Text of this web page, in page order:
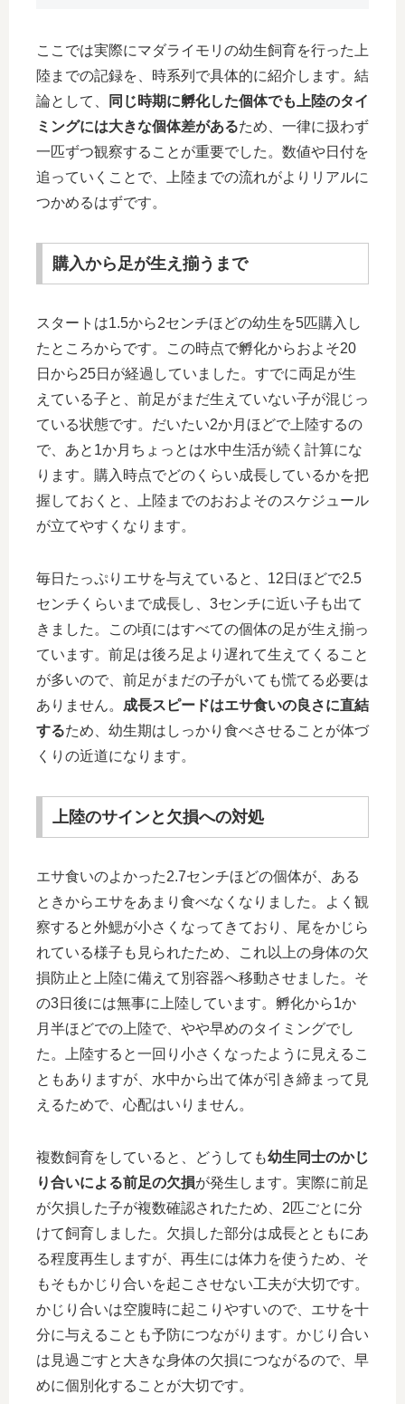
ここでは実際にマダライモリの幼生飼育を行った上
陸までの記録を、時系列で具体的に紹介します。結
論として、
同じ時期に孵化した個体でも上陸のタイ
ミングには大きな個体差があるため、一律に扱わず
一匹ずつ観察することが重要でした。数値や日付を
追っていくことで、上陸までの流れがよりリアルに
つかめるはずです。
購入から足が生え揃うまで
スタートは1.5から2センチほどの幼生を5匹購入し
たところからです。この時点で孵化からおよそ20
日から25日が経過していました。すでに両足が生
えている子と、前足がまだ生えていない子が混じっ
ている状態です。だいたい2か月ほどで上陸するの
で、あと1か月ちょっとは水中生活が続く計算にな
ります。購入時点でどのくらい成長しているかを把
握しておくと、上陸までのおおよそのスケジュール
が立てやすくなります。
毎日たっぷりエサを与えていると、12日ほどで2.5
センチくらいまで成長し、3センチに近い子も出て
きました。この頃にはすべての個体の足が生え揃っ
ています。前足は後ろ足より遅れて生えてくること
が多いので、前足がまだの子がいても慌てる必要は
ありません。 成長スピードはエサ食いの良さに直結
するため、幼生期はしっかり食べさせることが体づ
くりの近道になります。
上陸のサインと欠損への対処
エサ食いのよかった2.7センチほどの個体が、ある
ときからエサをあまり食べなくなりました。よく観
察すると外鰓が小さくなってきており、尾をかじら
れている様子も見られたため、これ以上の身体の欠
損防止と上陸に備えて別容器へ移動させました。そ
の3日後には無事に上陸しています。孵化から1か
月半ほどでの上陸で、やや早めのタイミングでし
た。上陸すると一回り小さくなったように見えるこ
ともありますが、水中から出て体が引き締まって見
えるためで、心配はいりません。
複数飼育をしていると、どうしても幼生同士のかじ
り合いによる前足の欠損が発生します。実際に前足
が欠損した子が複数確認されたため、2匹ごとに分
けて飼育しました。欠損した部分は成長とともにあ
る程度再生しますが、再生には体力を使うため、そ
もそもかじり合いを起こさせない工夫が大切です。
かじり合いは空腹時に起こりやすいので、エサを十
分に与えることも予防につながります。かじり合い
は見過ごすと大きな身体の欠損につながるので、早
めに個別化することが大切です。